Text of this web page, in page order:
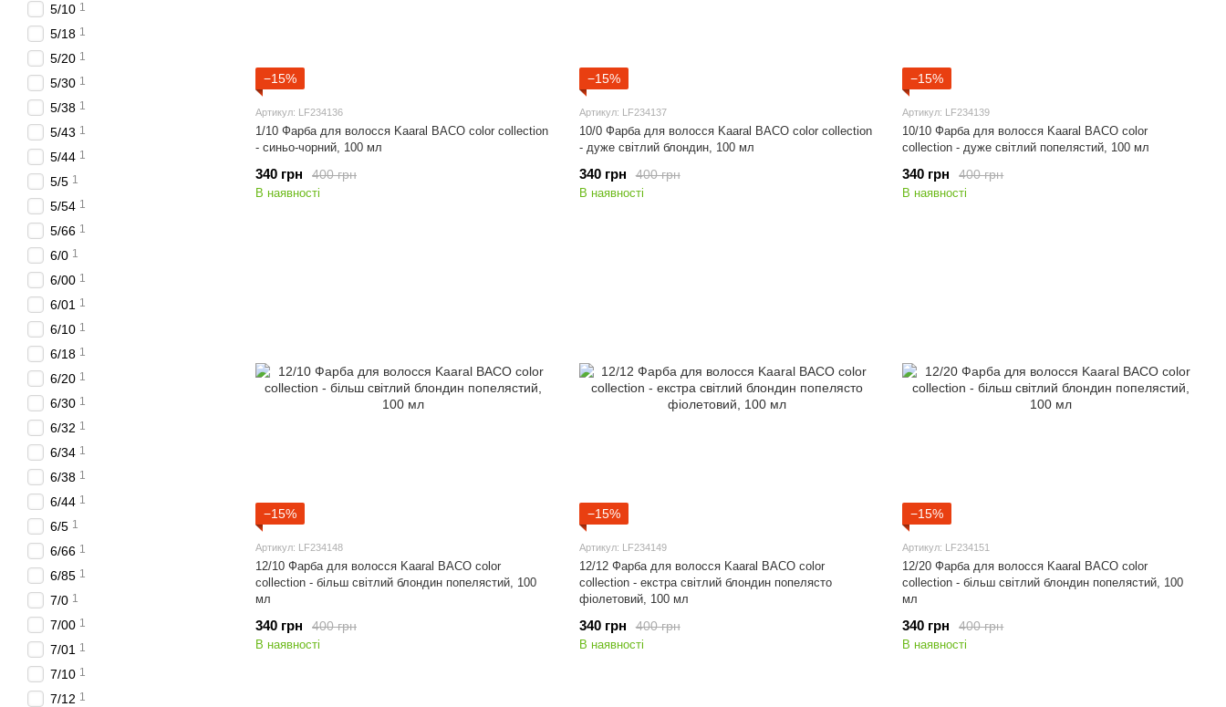
−15%
Артикул: LF234136
1/10 Фарба для волосся Kaaral BACO color collection
- синьо-чорний, 100 мл
400 грн
340 грн
В наявності
−15%
Артикул: LF234137
10/0 Фарба для волосся Kaaral BACO color collection
- дуже світлий блондин, 100 мл
400 грн
340 грн
В наявності
−15%
Артикул: LF234139
10/10 Фарба для волосся Kaaral BACO color
collection - дуже світлий попелястий, 100 мл
400 грн
340 грн
В наявності
−15%
Артикул: LF234148
12/10 Фарба для волосся Kaaral BACO color
collection - більш світлий блондин попелястий, 100
мл
400 грн
340 грн
В наявності
−15%
Артикул: LF234149
12/12 Фарба для волосся Kaaral BACO color
collection - екстра світлий блондин попелясто
фіолетовий, 100 мл
400 грн
340 грн
В наявності
−15%
Артикул: LF234151
12/20 Фарба для волосся Kaaral BACO color
collection - більш світлий блондин попелястий, 100
мл
400 грн
340 грн
В наявності
5/10 1
5/18 1
5/20 1
5/30 1
5/38 1
5/43 1
5/44 1
5/5 1
5/54 1
5/66 1
6/0 1
6/00 1
6/01 1
6/10 1
6/18 1
6/20 1
6/30 1
6/32 1
6/34 1
6/38 1
6/44 1
6/5 1
6/66 1
6/85 1
7/0 1
7/00 1
7/01 1
7/10 1
7/12 1